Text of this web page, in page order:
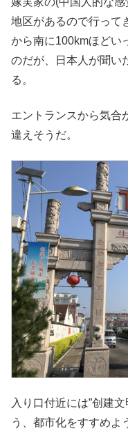
地区があるので行って
から南に100kmほどい
のだが、日本人が聞い
る。
エントランスから気合
違えそうだ。
入り口付近には”创建
う、都市化をすすめよ